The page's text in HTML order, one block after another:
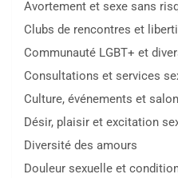
Avortement et sexe sans
Clubs de rencontres et
Communauté LGBT+ et
Consultations et services
Culture, événements et
Désir, plaisir et excitation
Diversité des amours
Douleur sexuelle et